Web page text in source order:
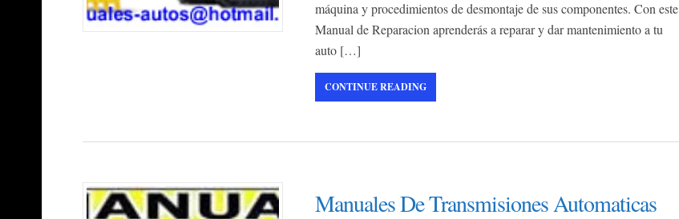
máquina y procedimientos de desmontaje de sus componentes. Con este
Manual de Reparacion aprenderás a reparar y dar mantenimiento a tu
auto […]
CONTINUE READING
Manuales De Transmisiones Automaticas